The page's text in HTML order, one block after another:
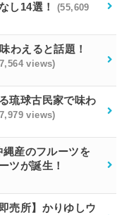
し14選！
(55,609
わえると話題！
views)
琉球古民家で味わ
views)
縄産のフルーツを
ツが誕生！
売所】かりゆしウ